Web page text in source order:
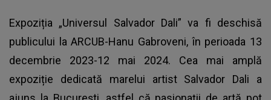
Expoziția „Universul Salvador Dali” va fi deschisă
publicului la ARCUB-Hanu Gabroveni, în perioada 13
decembrie 2023-12 mai 2024. Cea mai amplă
expoziție dedicată marelui artist Salvador Dali a